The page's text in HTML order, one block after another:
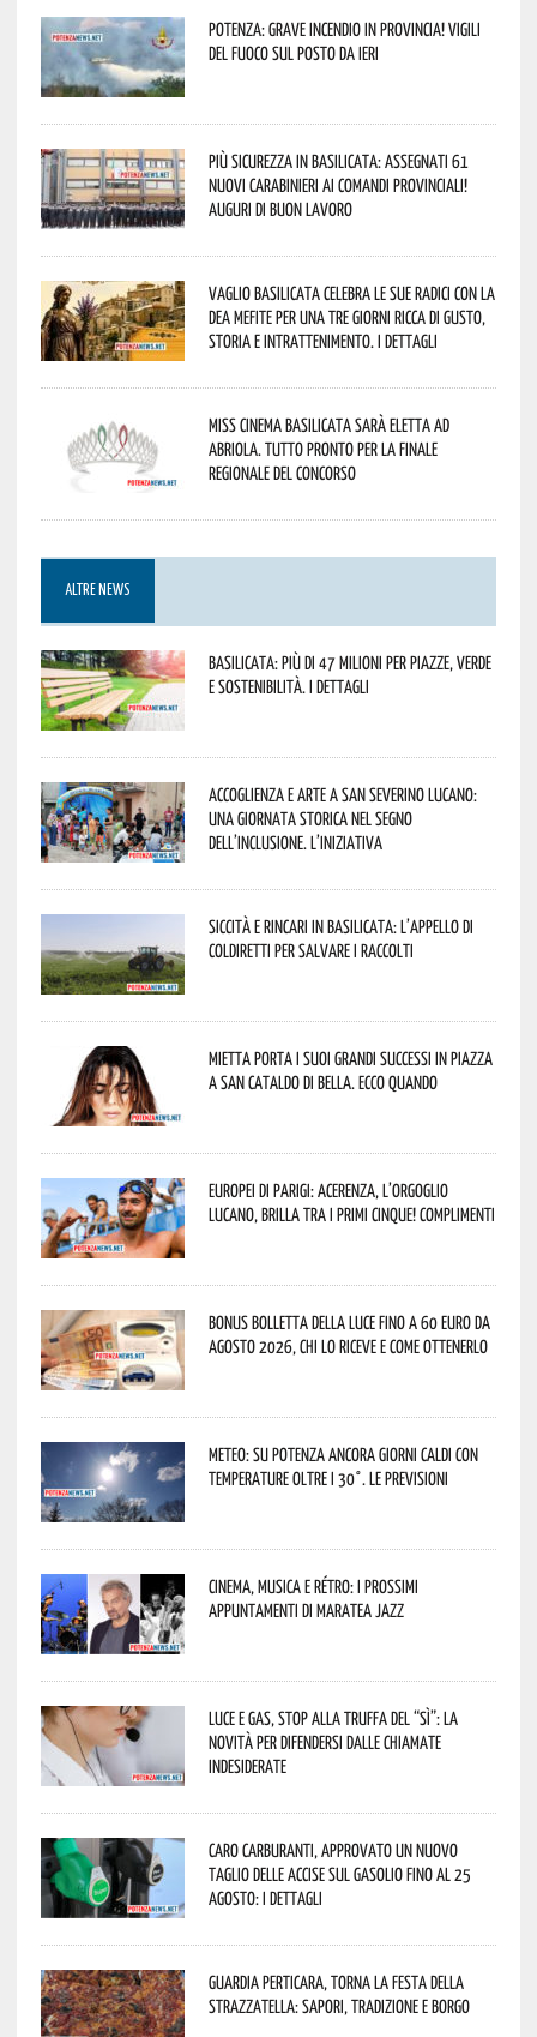
Potenza: grave incendio in Provincia! Vigili
del fuoco sul posto da ieri
Più sicurezza in Basilicata: assegnati 61
nuovi Carabinieri ai Comandi provinciali!
Auguri di buon lavoro
Vaglio Basilicata celebra le sue radici con la
Dea Mefite per una tre giorni ricca di gusto,
storia e intrattenimento. I dettagli
Miss Cinema Basilicata sarà eletta ad
Abriola. Tutto pronto per la finale
regionale del concorso
ALTRE NEWS
Basilicata: più di 47 milioni per piazze, verde
e sostenibilità. I dettagli
Accoglienza e arte a San Severino Lucano:
una giornata storica nel segno
dell’inclusione. L’iniziativa
Siccità e rincari in Basilicata: l’appello di
Coldiretti per salvare i raccolti
Mietta porta i suoi grandi successi in piazza
a San Cataldo di Bella. Ecco quando
Europei di Parigi: Acerenza, l’orgoglio
lucano, brilla tra i primi cinque! Complimenti
Bonus bolletta della luce fino a 60 euro da
agosto 2026, chi lo riceve e come ottenerlo
Meteo: su Potenza ancora giorni caldi con
temperature oltre i 30°. Le previsioni
Cinema, musica e rétro: i prossimi
appuntamenti di Maratea Jazz
Luce e gas, stop alla truffa del “Sì”: la
novità per difendersi dalle chiamate
indesiderate
Caro carburanti, approvato un nuovo
taglio delle accise sul gasolio fino al 25
agosto: i dettagli
Guardia Perticara, torna la Festa della
Strazzatella: sapori, tradizione e borgo